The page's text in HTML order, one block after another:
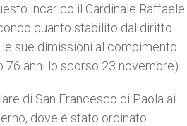
incarico il Cardinale Raffaele
quanto stabilito dal diritto
sue dimissioni al compimento
76 anni lo scorso 23 novembre).
di San Francesco di Paola ai
dove è stato ordinato